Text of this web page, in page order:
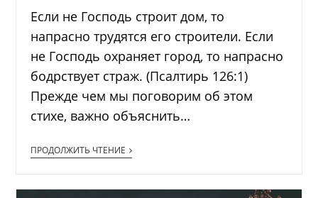
Если не Господь строит дом, то
напрасно трудятся его строители. Если
не Господь охраняет город, то напрасно
бодрствует страж. (Псалтирь 126:1)
Прежде чем мы поговорим об этом
стихе, важно объяснить…
ПРОДОЛЖИТЬ ЧТЕНИЕ